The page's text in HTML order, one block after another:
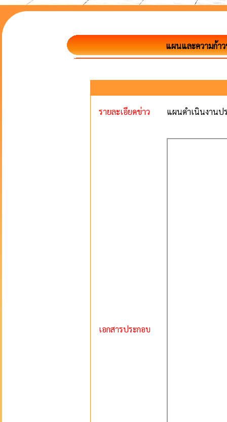
แผนและความก้า
รายละเอียดข่าว แผนดำเนินงานป
เอกสารประกอบ